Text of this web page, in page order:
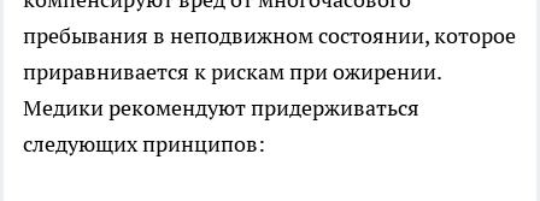
пребывания в неподвижном состоянии, которое
приравнивается к рискам при ожирении.
Медики рекомендуют придерживаться
следующих принципов: